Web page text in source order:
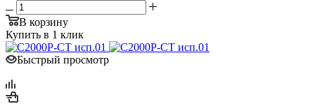
В корзину
Купить в 1 клик
Быстрый просмотр